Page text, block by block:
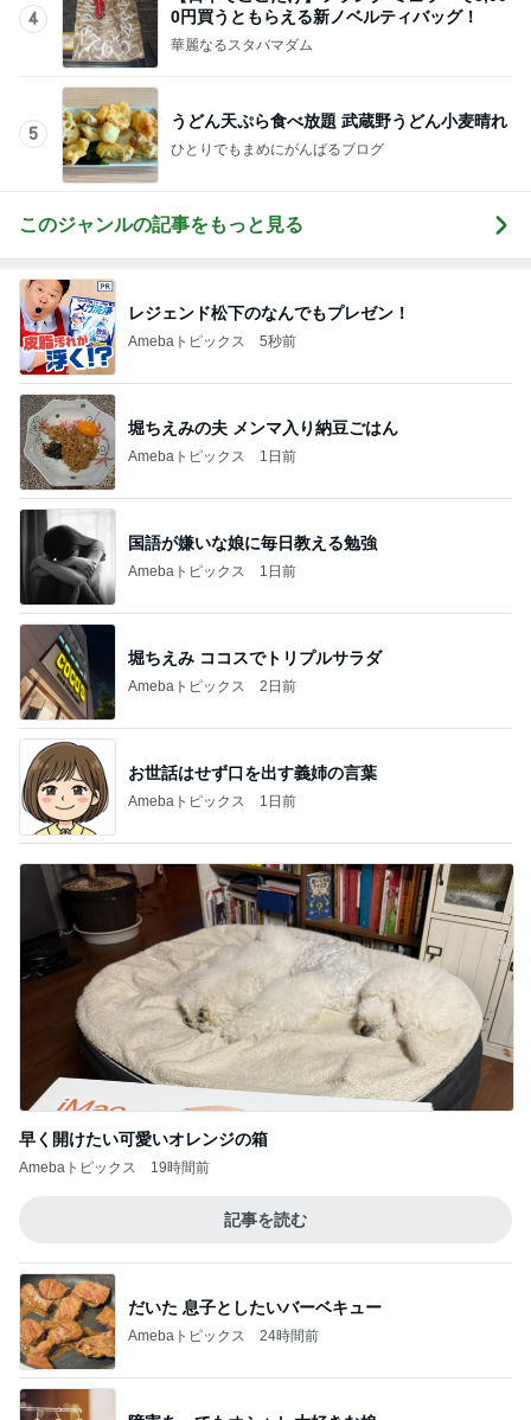
4
0円買うともらえる新ノベルティバッグ！
華麗なるスタバマダム
5
うどん天ぷら食べ放題 武蔵野うどん小麦晴れ
ひとりでもまめにがんばるブログ
このジャンルの記事をもっと見る
レジェンド松下のなんでもプレゼン！
Amebaトピックス 5秒前
堀ちえみの夫 メンマ入り納豆ごはん
Amebaトピックス 1日前
国語が嫌いな娘に毎日教える勉強
Amebaトピックス 1日前
堀ちえみ ココスでトリプルサラダ
Amebaトピックス 2日前
お世話はせず口を出す義姉の言葉
Amebaトピックス 1日前
早く開けたい可愛いオレンジの箱
Amebaトピックス 19時間前
記事を読む
だいた 息子としたいバーベキュー
Amebaトピックス 24時間前